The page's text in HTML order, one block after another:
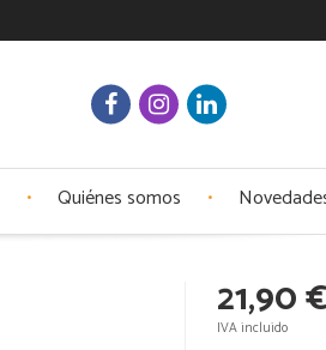
Quiénes somos
21,90
IVA incluido